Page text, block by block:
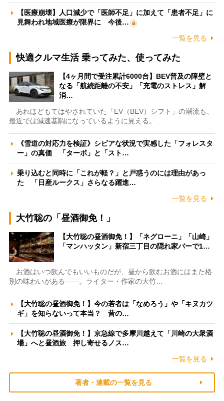
【医療崩壊】人口減少で「医師不足」に加えて「患者不足」に
見舞われ地域医療が限界に 今後…
一覧を見る
快適クルマ生活 乗ってみた、使ってみた
【4ヶ月間で受注累計6000台】BEV普及の障壁と
なる「航続距離の不安」「充電のストレス」解
消…
あれほどもてはやされていた「EV（BEV）シフト」の潮流も、
最近では減速基調になっているように見える。…
《雪道の対応力を検証》シビアな状況で実感した「フォレスタ
ー」の真価 「ターボ」と「スト…
乗り込むと同時に「これが軽？」と戸惑うのには理由があっ
た 「日産ルークス」さらなる躍進…
一覧を見る
大竹聡の「昼酒御免！」
【大竹聡の昼酒御免！】「ネグローニ」「山崎」
「マンハッタン」新宿三丁目の隠れ家バーで1…
お酒はいつ飲んでもいいものだが、昼から飲むお酒にはまた格
別の味わいがある――。ライター・作家の大竹…
【大竹聡の昼酒御免！】今の若者は「なめろう」や「キヌカツ
ギ」を知らないって本当？ 昔の…
【大竹聡の昼酒御免！】京急線で多摩川越えて「川崎の大衆酒
場」へと昼酒旅 押し寄せるノス…
一覧を見る
著者・連載の一覧を見る